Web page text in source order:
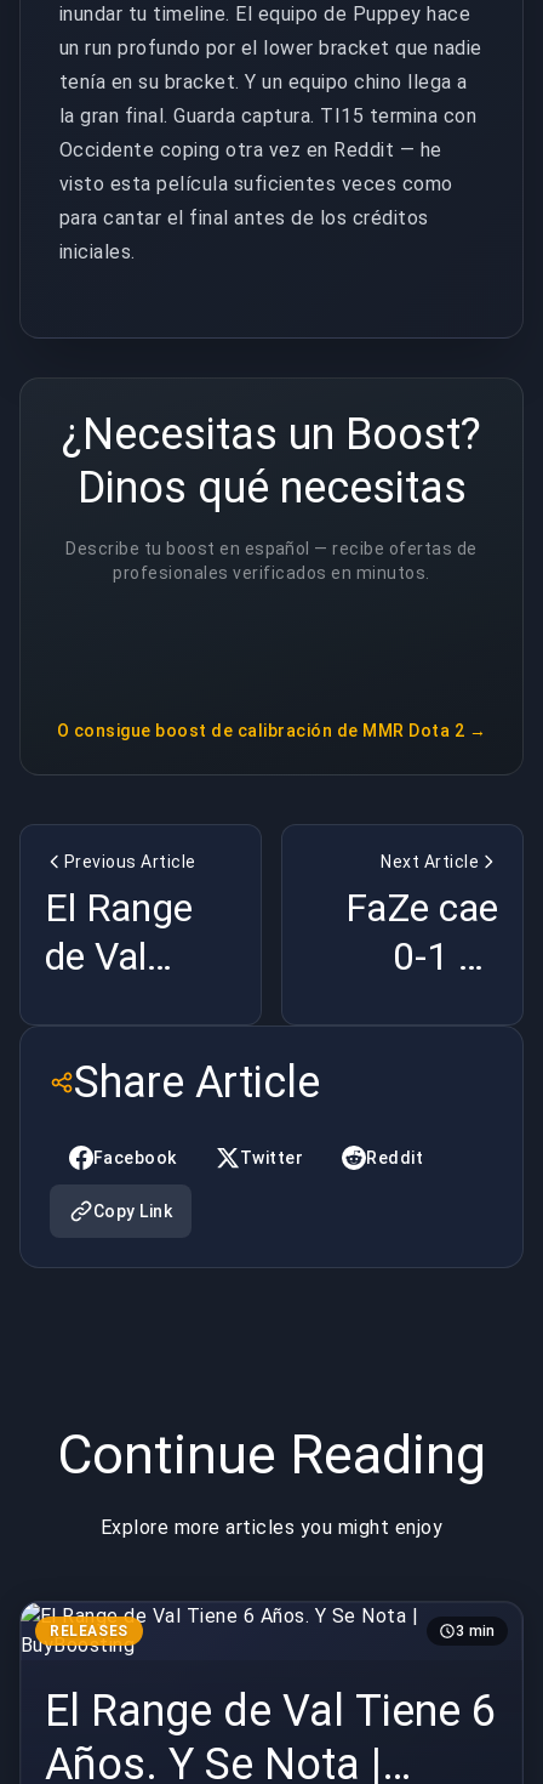
inundar tu timeline. El equipo de Puppey hace
un run profundo por el lower bracket que nadie
tenía en su bracket. Y un equipo chino llega a
la gran final. Guarda captura. TI15 termina con
Occidente coping otra vez en Reddit — he
visto esta película suficientes veces como
para cantar el final antes de los créditos
iniciales.
¿Necesitas un Boost?
Dinos qué necesitas
Describe tu boost en español — recibe ofertas de
profesionales verificados en minutos.
O consigue boost de calibración de MMR Dota 2 →
Previous Article
El Range
de Val
Años. Y Se
Nota |
BuyBoosting
Next Article
FaZe cae
0-1 en
las 3 AM |
Share Article
Facebook Twitter Reddit
Copy Link
Continue Reading
Explore more articles you might enjoy
RELEASES 3 min
El Range de Val Tiene 6
Años. Y Se Nota |